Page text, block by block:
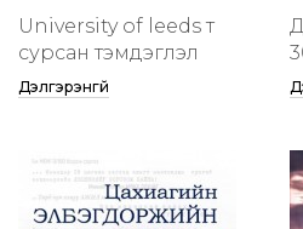
University of leeds т
сурсан тэмдэглэл
Дэлгэрэнгүй